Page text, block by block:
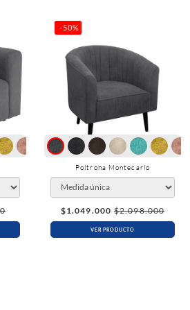
-50%
Poltrona Montecarlo
$1.049.000 $2.098.000
VER PRODUCTO